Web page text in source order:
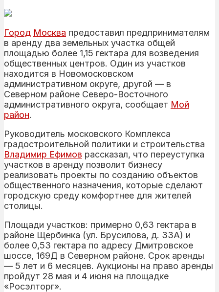
Город Москва предоставил предпринимателям
в аренду два земельных участка общей
площадью более 1,15 гектара для возведения
общественных центров. Один из участков
находится в Новомосковском
административном округе, другой — в
Северном районе Северо-Восточного
административного округа, сообщает Мой
район.
Руководитель московского Комплекса
градостроительной политики и строительства
Владимир Ефимов рассказал, что переуступка
участков в аренду позволит бизнесу
реализовать проекты по созданию объектов
общественного назначения, которые сделают
городскую среду комфортнее для жителей
столицы.
Площади участков: примерно 0,63 гектара в
районе Щербинка (ул. Брусилова, д. 33А) и
более 0,53 гектара по адресу Дмитровское
шоссе, 169Д в Северном районе. Срок аренды
— 5 лет и 6 месяцев. Аукционы на право аренды
пройдут 28 мая и 4 июня на площадке
«Росэлторг».